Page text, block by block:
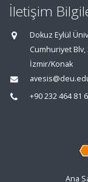
İletişim
Dokuz Eylül
Cumhuriyet Blv,
İzmir/Konak
+90 232 464 81
Ana